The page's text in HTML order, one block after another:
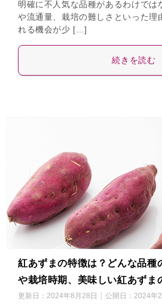
明確に不人気な品種があるわけでは
や流通量、栽培の難しさといった理
れる機会が少 […]
続きを読む
紅あずまの特徴は？どんな品種
や栽培時期、美味しい紅あずま
更新日： 2024年8月28日 公開日： 2024年